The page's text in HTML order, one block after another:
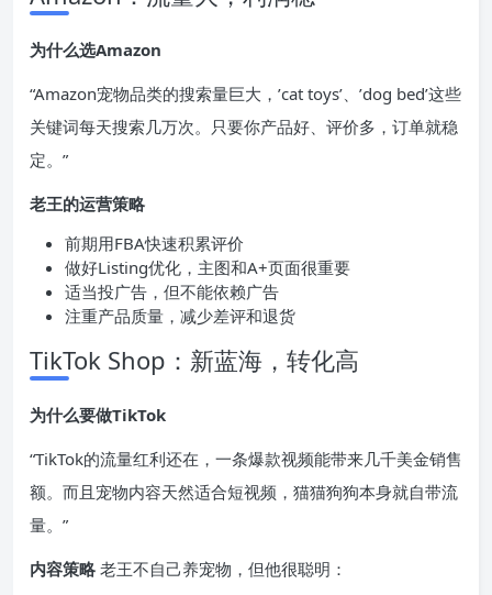
为什么选Amazon
“Amazon宠物品类的搜索量巨大，’cat toys’、’dog bed’这些
关键词每天搜索几万次。只要你产品好、评价多，订单就稳
定。”
老王的运营策略
前期用FBA快速积累评价
做好Listing优化，主图和A+页面很重要
适当投广告，但不能依赖广告
注重产品质量，减少差评和退货
TikTok Shop：新蓝海，转化高
为什么要做TikTok
“TikTok的流量红利还在，一条爆款视频能带来几千美金销售
额。而且宠物内容天然适合短视频，猫猫狗狗本身就自带流
量。”
内容策略 老王不自己养宠物，但他很聪明：